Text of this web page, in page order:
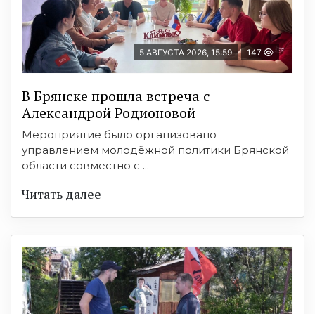
5 АВГУСТА 2026, 15:59 147
В Брянске прошла встреча с
Александрой Родионовой
Мероприятие было организовано
управлением молодёжной политики Брянской
области совместно с ...
Читать далее